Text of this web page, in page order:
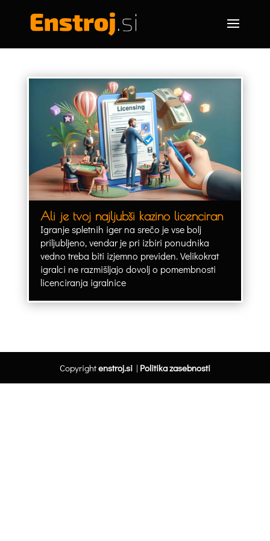
Ali je tvoj najljubši kazino licenciran
Igranje spletnih iger na srečo je vse bolj
priljubljeno, vendar je pri izbiri ponudnika
vedno treba biti izjemno previden. Velikokrat
igralci ne razmišljajo dovolj o pomembnosti
licenciranja igralnice
Copyrightenstroj.si| Politika zasebnosti